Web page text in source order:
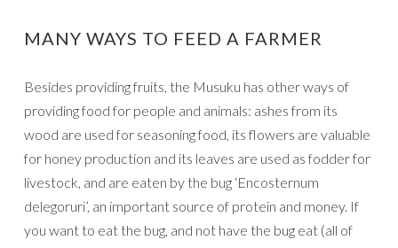
MANY WAYS TO FEED A FARMER
Besides providing fruits, the Musuku has other ways of
providing food for people and animals: ashes from its
wood are used for seasoning food, its flowers are valuable
for honey production and its leaves are used as fodder for
livestock, and are eaten by the bug ‘Encosternum
delegoruri’, an important source of protein and money. If
you want to eat the bug, and not have the bug eat (all of